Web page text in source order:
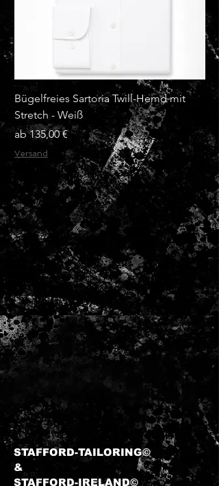
Bügelfreies Sartoria Twill-Hemd mit
Stretch - Weiß
ab135,00 €
Sale-Preis
Versand
ab
STAFFORD-TAILORING©
&​
STAFFORD-IRELAND©